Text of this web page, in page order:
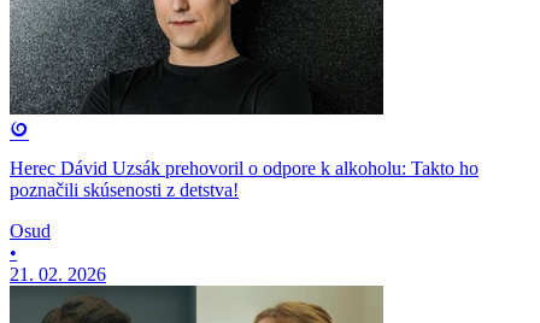
Herec Dávid Uzsák prehovoril o odpore k alkoholu: Takto ho
poznačili skúsenosti z detstva!
Osud
•
21. 02. 2026